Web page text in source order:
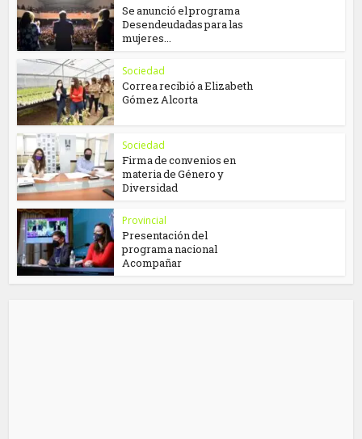
Se anunció el programa
Desendeudadas para las
mujeres...
Sociedad
Correa recibió a Elizabeth
Gómez Alcorta
Sociedad
Firma de convenios en
materia de Género y
Diversidad
Provincial
Presentación del
programa nacional
Acompañar